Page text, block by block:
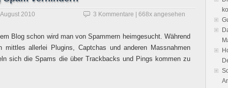
2010 3 Kommentare | 668x angesehen
Blog schon wird man von Spammern heimgesucht. Während
mittles allerlei Plugins, Captchas und anderen Massnahmen
sich die Spams die über Trackbacks und Pings kommen zu